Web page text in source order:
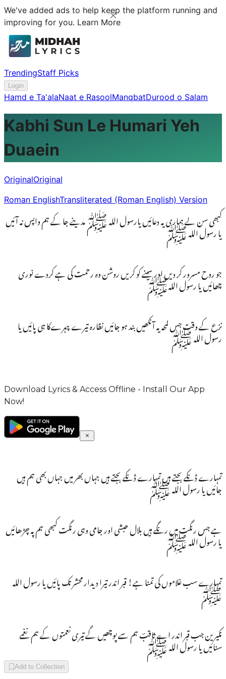
We've added ads to help keep the platform running and
improving for you. Learn More
TrendingStaff Picks
Login
Hamd e Ta'alaNaat e RasoolManqbatDurood o Salam
Kabhi Sun Le Humari Yeh
Duaein
OriginalOriginal
Roman EnglishTransliterated (Roman English) Version
کبھی سن لے ہماری یہ دعائیں یارسول اللہ ﷺ مدینے جا کے ہم واپس نہ آئیں
یا رسول اللہ ﷺ
جو روح مسرور کر دیں اور سینے کو کریں روشن وہ رحمت کی ہے کردے نوری
چھائیں یا رسول اللہﷺ
نزع کے وقت جس لمحہ یہ آنکھیں بند ہو جائیں نظارہ تیرے چہرےکا ہی پائیں یا
رسول اللہ ﷺ
Download Lyrics & Access Offline - Install Our App
Now!
تمہارے ڈنکے بجتے ہیں تمہارے ڈنکے بجتے ہیں جہاں بھر میں جہاں بھی ہم ہیں
جائیں یا رسول اللہ ﷺ
ہے جس رنگت میں رنگے ہیں بلال حبشی اور جامی وہی رنگت کبھی ہم پہ چڑھائیں
یا رسول اللہ ﷺ
تمہارے سب غلاموں کی تمنا ہے! قبر اندر تیرا دیدار محشر تک پائیں یا رسول اللہ
ﷺ
نکیرین جب قبر اندر اے ثاقبؔ ہم سے پوچھیں گے تیری نعمتوں کے ہم نغمے
سنائیں یا رسول اللہ ﷺ
Add to Collection